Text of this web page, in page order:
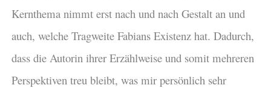
Kernthema nimmt erst nach und nach Gestalt an und
auch, welche Tragweite Fabians Existenz hat. Dadurch,
dass die Autorin ihrer Erzählweise und somit mehreren
Perspektiven treu bleibt, was mir persönlich sehr